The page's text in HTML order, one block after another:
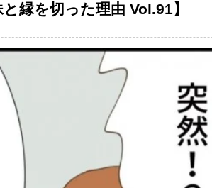
縁を切った理由 Vol.91】